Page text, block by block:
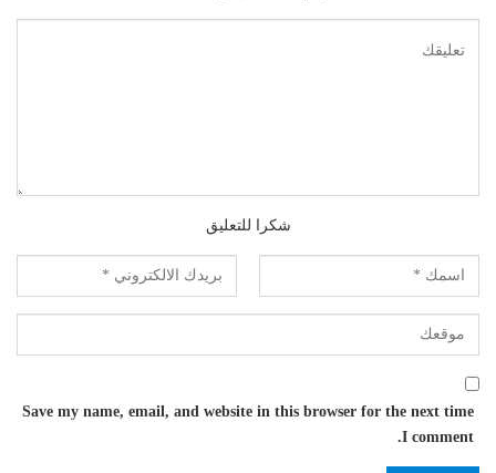
شكرا للتعليق
Save my name, email, and website in this browser for the next time
I comment.